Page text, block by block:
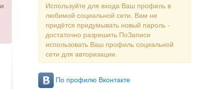
Используйте для входа Ваш профиль в
любимой социальной сети. Вам не
придётся придумывать новый пароль -
достаточно разрешить ПоЗаписи
использовать Ваш профиль социальной
сети для авторизации.
По профилю Вконтакте